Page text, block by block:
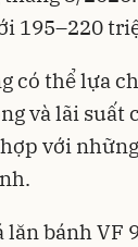
195–220
có thể lựa
và lãi suất
với
lăn bánh VF